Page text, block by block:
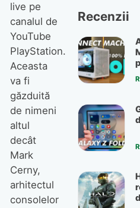
live pe
canalul de
YouTube
PlayStation.
Aceasta
va fi
găzduită
de nimeni
altul
decât
Mark
Cerny,
arhitectul
consolelor
Recenzii